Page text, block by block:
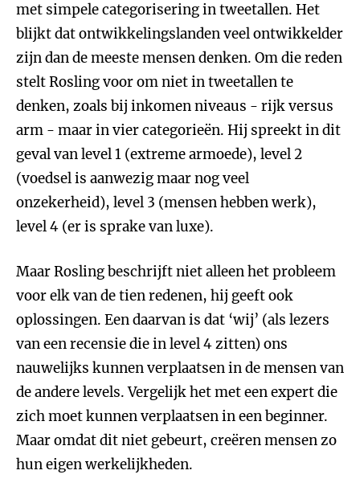
met simpele categorisering in tweetallen. Het
blijkt dat ontwikkelingslanden veel ontwikkelder
zijn dan de meeste mensen denken. Om die reden
stelt Rosling voor om niet in tweetallen te
denken, zoals bij inkomen niveaus - rijk versus
arm - maar in vier categorieën. Hij spreekt in dit
geval van level 1 (extreme armoede), level 2
(voedsel is aanwezig maar nog veel
onzekerheid), level 3 (mensen hebben werk),
level 4 (er is sprake van luxe).
Maar Rosling beschrijft niet alleen het probleem
voor elk van de tien redenen, hij geeft ook
oplossingen. Een daarvan is dat ‘wij’ (als lezers
van een recensie die in level 4 zitten) ons
nauwelijks kunnen verplaatsen in de mensen van
de andere levels. Vergelijk het met een expert die
zich moet kunnen verplaatsen in een beginner.
Maar omdat dit niet gebeurt, creëren mensen zo
hun eigen werkelijkheden.